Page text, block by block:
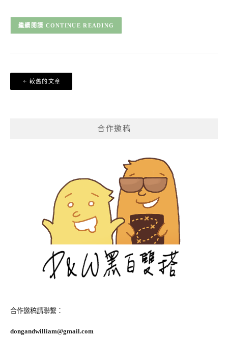
CONTINUE READING
文
章
較舊的文章
合作邀稿
合作邀稿請聯繫：
dongandwilliam@gmail.com